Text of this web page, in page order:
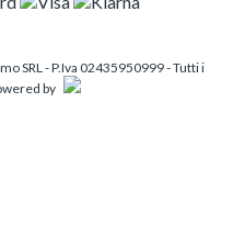
SRL - P.Iva 02435950999 - Tutti i
by